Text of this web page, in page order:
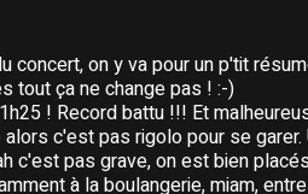
concert, on y va pour un p'tit
tout ça ne change pas ! :-)
! Record battu !!! Et
c'est pas rigolo pour se
c'est pas grave, on est bien
à la boulangerie, miam,